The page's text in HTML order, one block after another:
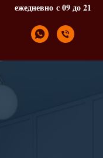
ежедневно с 09 до 21